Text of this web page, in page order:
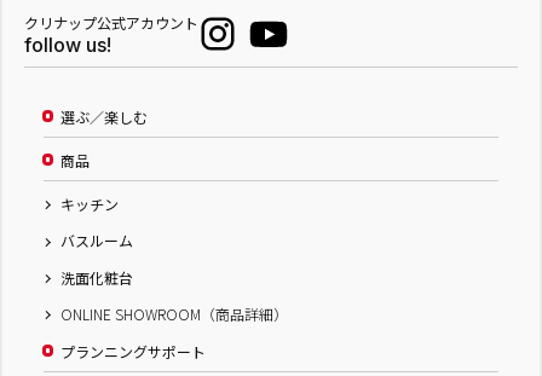
クリナップ公式アカウント
follow us!
選ぶ／楽しむ
商品
キッチン
バスルーム
洗面化粧台
ONLINE SHOWROOM（商品詳細）
プランニングサポート